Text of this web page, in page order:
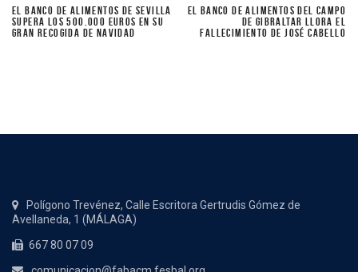
EL BANCO DE ALIMENTOS DE SEVILLA
SUPERA LOS 500.000 EUROS EN SU
GRAN RECOGIDA DE NAVIDAD
EL BANCO DE ALIMENTOS DEL CAMPO
DE GIBRALTAR LLORA EL
FALLECIMIENTO DE JOSÉ CABELLO
Polígono Trevénez, Calle Escritora Gertrudis Gómez de
Avellaneda, 1 (MÁLAGA)
667 80 07 09